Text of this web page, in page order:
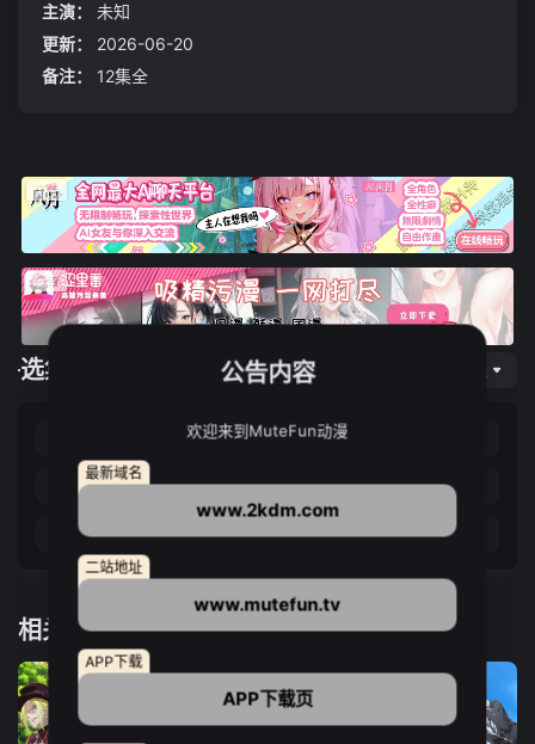
主演：
未知
更新：
2026-06-20
备注：
12集全
选集播放
第02集 第03集
第05集 第06集 第07集 第08集
第09集 第10集 第11集 第12集
相关推荐
公告内容
欢迎来到MuteFun动漫
最新域名
www.2kdm.com
二站地址
www.mutefun.tv
APP下载
APP下载页